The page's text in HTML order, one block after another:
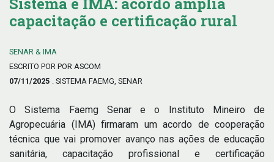
capacitação e certificação rural
SENAR & IMA
ESCRITO POR POR ASCOM
07/11/2025 . SISTEMA FAEMG, SENAR
O Sistema Faemg Senar e o Instituto Mineiro de
Agropecuária (IMA) firmaram um acordo de cooperação
técnica que vai promover avanço nas ações de educação
sanitária, capacitação profissional e certificação